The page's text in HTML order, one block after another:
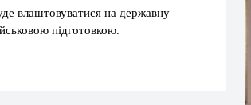
влаштовуватися на державну
підготовкою.